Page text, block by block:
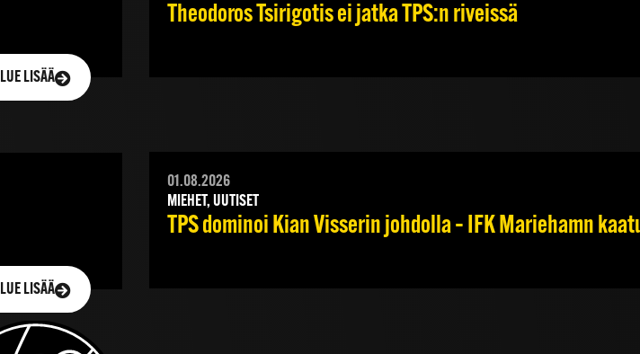
LUE LISÄÄ
Theodoros Tsirigotis ei jatka TPS:n riveissä
LUE LISÄÄ
01.08.2026
MIEHET, UUTISET
TPS dominoi Kian Visserin johdolla – IFK Mariehamn